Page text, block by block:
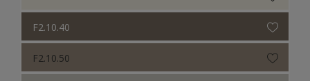
F2.10.40
F2.10.50